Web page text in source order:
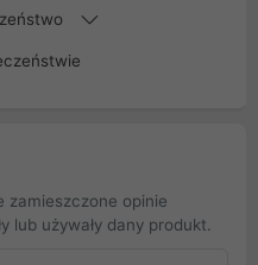
zamieszczone opinie
lub używały dany produkt.